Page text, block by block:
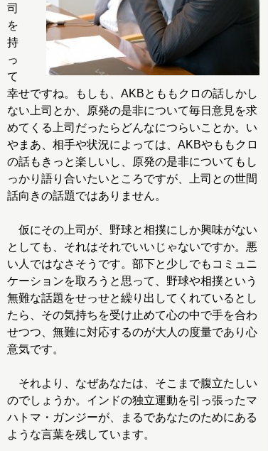
司
を
持
っ
て
幸せですね。もしも、AKBとももクロの話しかし
ない上司とか、原発の是非について毎日意見を求
めてくる上司だったらどんなにつらいことか。い
やまあ、相手や状況によっては、AKBやももクロ
の話もきっと楽しいし、原発の是非についてもし
っかり語り合いたいところですが、上司との世間
話向きの話題ではありません。
仮にその上司が、野球と相撲にしか興味がない
としても、それはそれでいいじゃないですか。悪
い人ではなさそうです。部下と少しでもコミュニ
ケーションを取ろうと思って、野球や相撲という
無難な話題をせっせと繰り出してくれているとし
たら、その気持ちを受け止めて心の中で手を合わ
せつつ、無難に対応するのが大人の度量であり心
意気です。
それより、なぜあなたは、そこまで腹立たしい
のでしょうか。インドの独立運動を引っ張ったマ
ハトマ・ガンジーが、まるであなたのためにある
ような言葉を残しています。